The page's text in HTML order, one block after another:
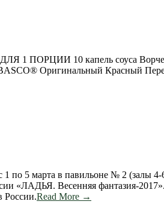
ПОРЦИИ 10 капель соуса
Оригинальный Красный
с 1 по 5 марта в павильоне № 2
«ЛАДЬЯ. Весенняя фантазия-
России.Read More →